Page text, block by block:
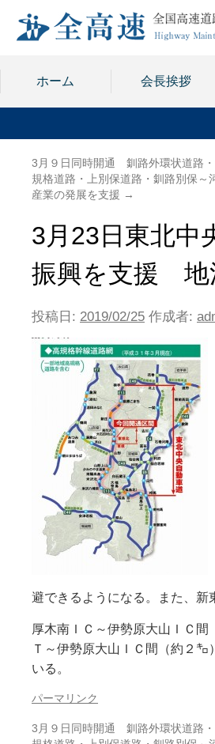
ホーム 会長挨拶
3月９日同時開通 釧路外環状道路
規格道路・上別保道路・釧路別保
産業の発展を支援 →
3月23日東北
振興を支援 地
投稿日: 2019/02/25 作成者:
避できるようになる。また、新
厚木南ＩＣ～伊勢原大山ＩＣ
Ｔ～伊勢原大山ＩＣ間（約２
いる。
パーマリンク
3月９日同時開通 釧路外環状道路